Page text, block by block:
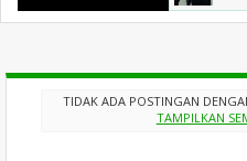
TIDAK ADA POSTINGAN
TAMPILKAN